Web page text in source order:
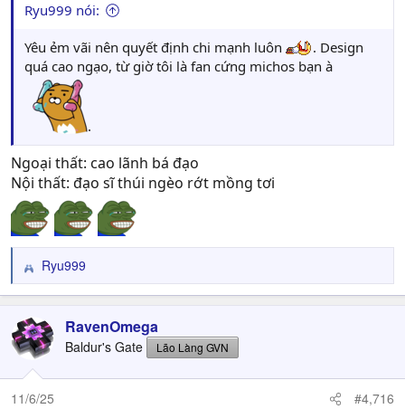
Ryu999 nói:
Yêu ẻm vãi nên quyết định chi mạnh luôn
. Design
quá cao ngạo, từ giờ tôi là fan cứng michos bạn à
.
Ngoại thất: cao lãnh bá đạo
Nội thất: đạo sĩ thúi ngèo rớt mồng tơi
R
e
c
t
i
o
n
Ryu999
RavenOmega
Baldur's Gate Lão Làng GVN
11/6/25 #4,716